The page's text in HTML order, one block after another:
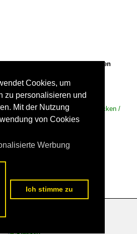
Haltestelle in Drauffelt am späten
/ Steuerwagen,Luxemburg / Strecken /
– Ulflingen (–Trois-Ponts)
Seite
Cookies, um
zu personalisieren und
Mit der Nutzung
von Cookies
Werbung
Ich stimme zu